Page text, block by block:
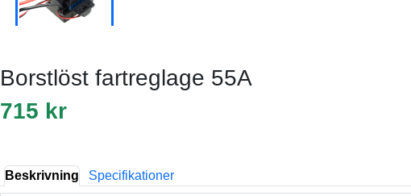
Borstlöst fartreglage 55A
715 kr
Beskrivning Specifikationer